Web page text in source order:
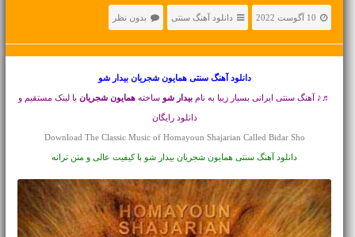
10 آگوست 2022 دانلود آهنگ سنتی بدون نظر
دانلود آهنگ سنتی همایون شجریان بیدار شو
♬♪ آهنگ سنتی ایرانی بسیار زیبا به نام بیدار شو ساخته همایون شجریانبا لینک مستقیم و
دانلود رایگان
Download The Classic Music of Homayoun Shajarian Called Bidar Sho
دانلود آهنگ سنتی همایون شجریان بیدار شو با کیفیت عالی و متن ترانه